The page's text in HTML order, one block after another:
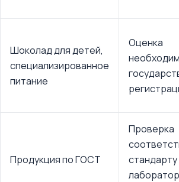
Шоколад для детей,
специализированное
питание
Оценка
Продукция по ГОСТ
Проверка
стандарту